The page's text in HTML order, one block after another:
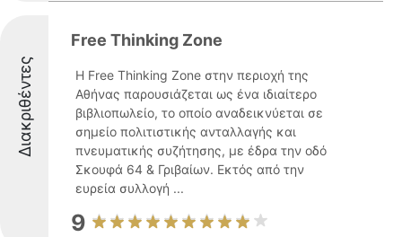
Διακριθέντες
Free Thinking Zone
Η Free Thinking Zone στην περιοχή της
Αθήνας παρουσιάζεται ως ένα ιδιαίτερο
βιβλιοπωλείο, το οποίο αναδεικνύεται σε
σημείο πολιτιστικής ανταλλαγής και
πνευματικής συζήτησης, με έδρα την οδό
Σκουφά 64 & Γριβαίων. Εκτός από την
ευρεία συλλογή ...
9